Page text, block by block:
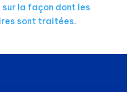
sur la façon dont les
sont traitées.